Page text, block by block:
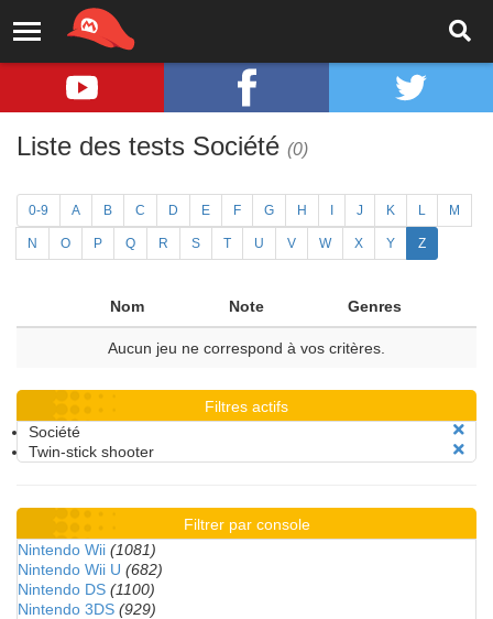
Liste des tests Société (0)
0-9 A B C D E F G H J K L M
N O P Q R S T U V W X Y Z
Nom Note Genres
Aucun jeu ne correspond à vos critères.
Filtres actifs
Société
Twin-stick shooter
Filtrer par console
Nintendo Wii (1081)
Nintendo Wii U (682)
Nintendo DS (1100)
Nintendo 3DS (929)